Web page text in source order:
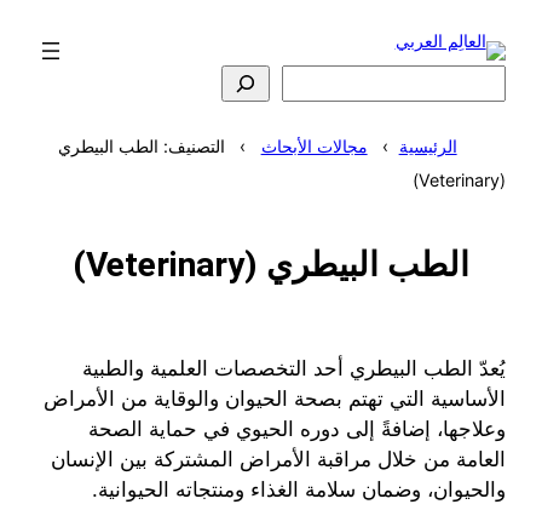
المحتوى
الرئيسية مجالات الأبحاث
التصنيف: الطب البيطري
(Veterinary)
الطب البيطري (Veterinary)
يُعدّ الطب البيطري أحد التخصصات العلمية والطبية
الأساسية التي تهتم بصحة الحيوان والوقاية من الأمراض
وعلاجها، إضافةً إلى دوره الحيوي في حماية الصحة
العامة من خلال مراقبة الأمراض المشتركة بين الإنسان
والحيوان، وضمان سلامة الغذاء ومنتجاته الحيوانية.